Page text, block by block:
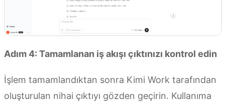
Adım 4: Tamamlanan iş akışı çıktınızı kontrol edin
İşlem tamamlandıktan sonra Kimi Work tarafından
oluşturulan nihai çıktıyı gözden geçirin. Kullanıma